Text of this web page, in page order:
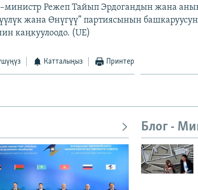
Режеп Тайып Эрдогандын жана
жана Өнүгүү” партиясынын
каңкуулоодо. (UE)
Катталыңыз Принтер
Блог -